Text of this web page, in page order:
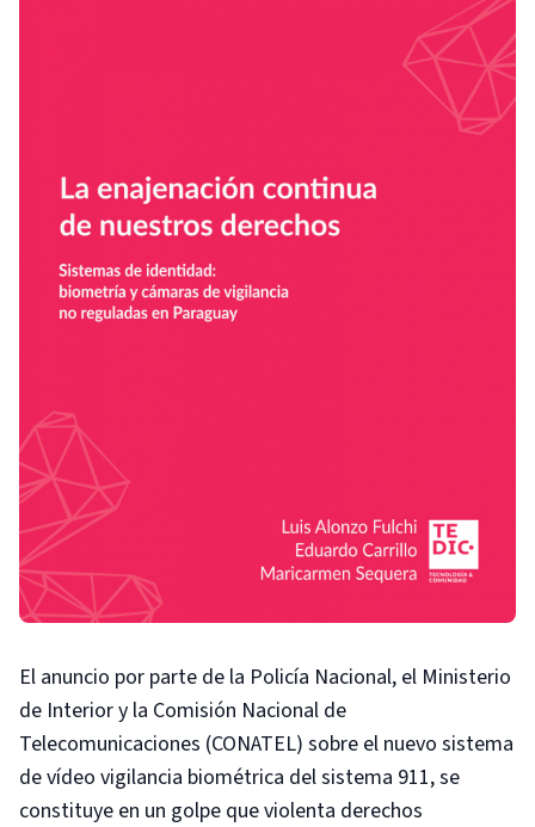
El anuncio por parte de la Policía Nacional, el Ministerio
de Interior y la Comisión Nacional de
Telecomunicaciones (CONATEL) sobre el nuevo sistema
de vídeo vigilancia biométrica del sistema 911, se
constituye en un golpe que violenta derechos